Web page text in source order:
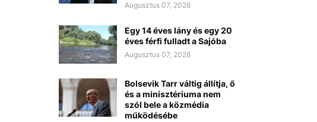
Augusztus 07, 2026
Egy 14 éves lány és egy 20
éves férfi fulladt a Sajóba
Augusztus 07, 2026
Bolsevik Tarr váltig állítja, ő
és a minisztériuma nem
szól bele a közmédia
működésébe